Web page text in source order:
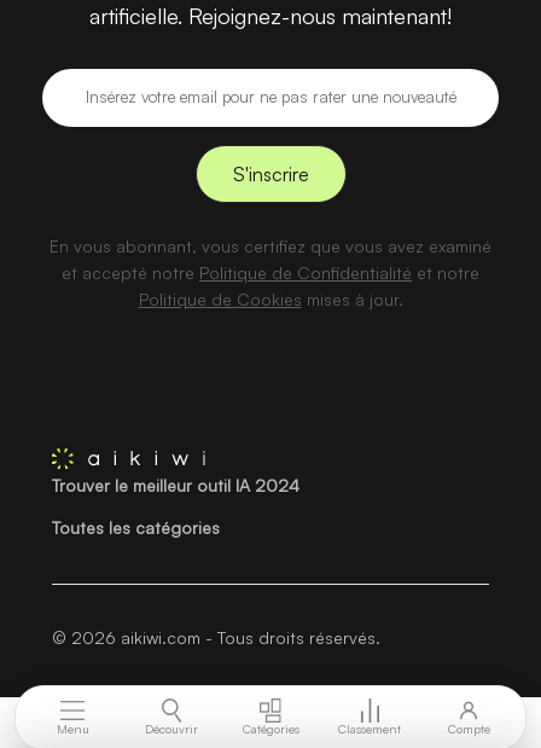
Menu Découvrir Catégories Classement Compte
artificielle. Rejoignez-nous maintenant!
En vous abonnant, vous certifiez que vous avez examiné
et accepté notre Politique de Confidentialité et notre
Politique de Cookies mises à jour.
Trouver le meilleur outil IA 2024
Toutes les catégories
© 2026 aikiwi.com - Tous droits réservés.